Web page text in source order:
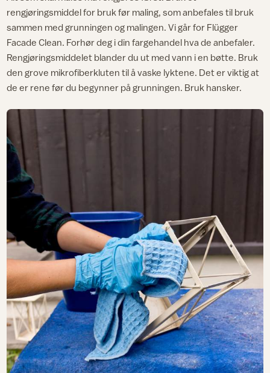
rengjøringsmiddel for bruk før maling, som anbefales til bruk
sammen med grunningen og malingen. Vi går for Flügger
Facade Clean. Forhør deg i din fargehandel hva de anbefaler.
Rengjøringsmiddelet blander du ut med vann i en bøtte. Bruk
den grove mikrofiberkluten til å vaske lyktene. Det er viktig at
de er rene før du begynner på grunningen. Bruk hansker.